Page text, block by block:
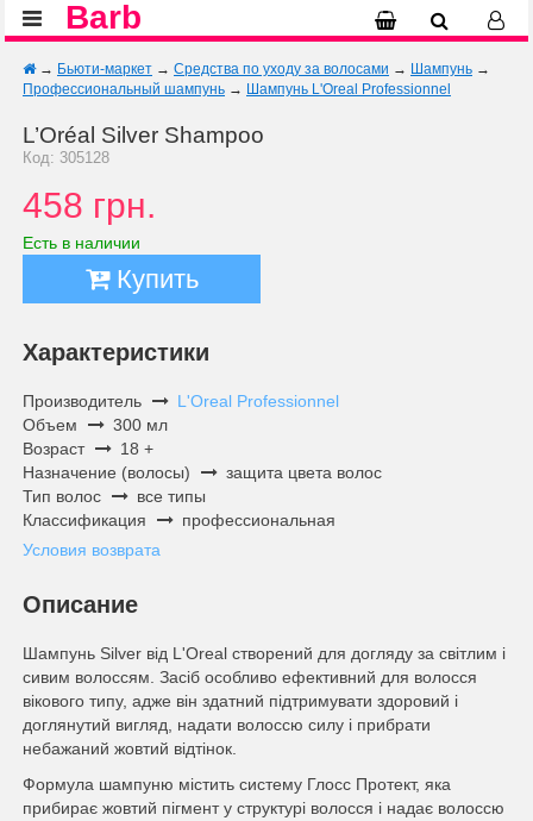
Barb
→ Бьюти-маркет → Средства по уходу за волосами → Шампунь →
Профессиональный шампунь → Шампунь L'Oreal Professionnel
L’Oréal Silver Shampoo
Код: 305128
458 грн.
Есть в наличии
Купить
Характеристики
Производитель
L'Oreal Professionnel
Объем
300 мл
Возраст
18 +
Назначение (волосы)
защита цвета волос
Тип волос
все типы
Классификация
профессиональная
Условия возврата
Описание
Шампунь Silver від L'Oreal створений для догляду за світлим і
сивим волоссям. Засіб особливо ефективний для волосся
вікового типу, адже він здатний підтримувати здоровий і
доглянутий вигляд, надати волоссю силу і прибрати
небажаний жовтий відтінок.
Формула шампуню містить систему Глосс Протект, яка
прибирає жовтий пігмент у структурі волосся і надає волоссю